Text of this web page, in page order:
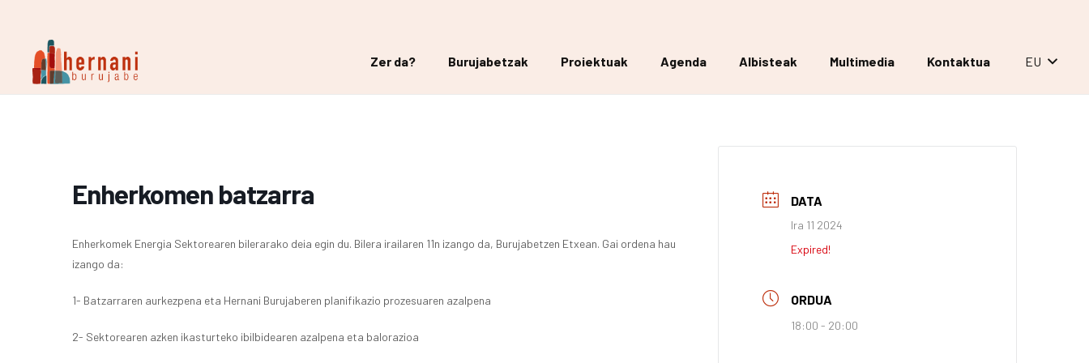
Zer da? Burujabetzak Proiektuak Agenda Albisteak Multimedia Kontaktua EU
Enherkomen batzarra
Enherkomek Energia Sektorearen bilerarako deia egin du. Bilera irailaren 11n izango da, Burujabetzen Etxean. Gai ordena hau
izango da:
1- Batzarraren aurkezpena eta Hernani Burujaberen planifikazio prozesuaren azalpena
2- Sektorearen azken ikasturteko ibilbidearen azalpena eta balorazioa
DATA
Ira 11 2024
Expired!
ORDUA
18:00 - 20:00